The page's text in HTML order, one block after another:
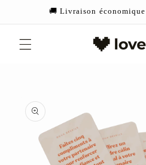
passer🚚 Livraison
informations
produits